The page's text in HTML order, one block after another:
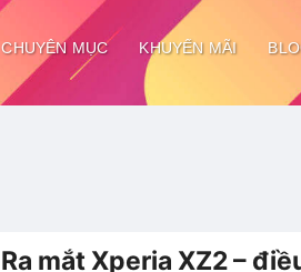
CHUYÊN MỤC KHUYẾN MÃI
Ra mắt Xperia XZ2 –